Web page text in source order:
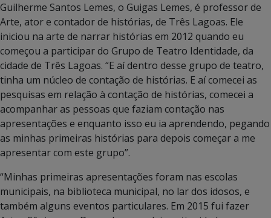
Guilherme Santos Lemes, o Guigas Lemes, é professor de
Arte, ator e contador de histórias, de Três Lagoas. Ele
iniciou na arte de narrar histórias em 2012 quando eu
começou a participar do Grupo de Teatro Identidade, da
cidade de Três Lagoas. “E aí dentro desse grupo de teatro,
tinha um núcleo de contação de histórias. E aí comecei as
pesquisas em relação à contação de histórias, comecei a
acompanhar as pessoas que faziam contação nas
apresentações e enquanto isso eu ia aprendendo, pegando
as minhas primeiras histórias para depois começar a me
apresentar com este grupo”.
“Minhas primeiras apresentações foram nas escolas
municipais, na biblioteca municipal, no lar dos idosos, e
também alguns eventos particulares. Em 2015 fui fazer